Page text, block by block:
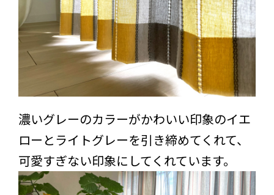
濃いグレーのカラーがかわいい印象のイエ
ローとライトグレーを引き締めてくれて、
可愛すぎない印象にしてくれています。